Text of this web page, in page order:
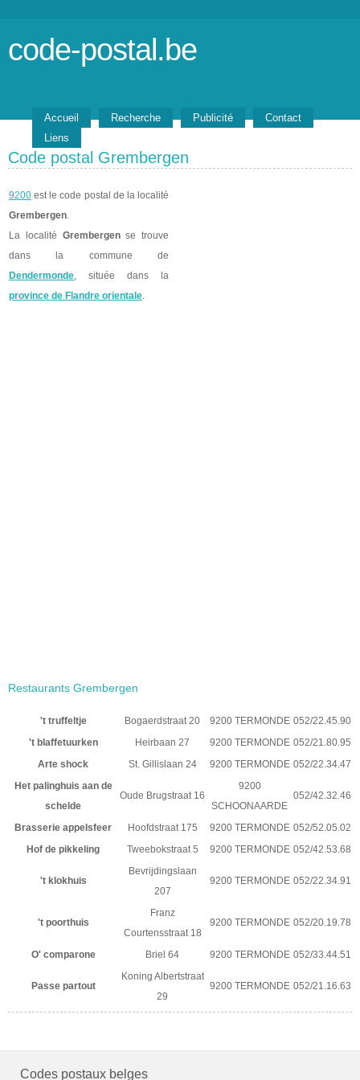
code-postal.be
Accueil Recherche Publicité
Contact
Liens
Code postal Grembergen
9200 est le code postal de la localité
Grembergen.
La localité Grembergense trouve
dans la commune de
Dendermonde, située dans la
province de Flandre orientale.
Restaurants Grembergen
't truffeltje Bogaerdstraat 20 9200 TERMONDE 052/22.45.90
't blaffetuurken
Heirbaan 27 9200 TERMONDE 052/21.80.95
Arte shock
St. Gillislaan 24 9200 TERMONDE 052/22.34.47
Het palinghuis aan de
schelde
Oude Brugstraat 16
9200
SCHOONAARDE
052/42.32.46
Brasserie appelsfeer Hoofdstraat 175 9200 TERMONDE 052/52.05.02
Hof de pikkeling
Tweebokstraat 5 9200 TERMONDE 052/42.53.68
't klokhuis
Bevrijdingslaan
207
9200 TERMONDE 052/22.34.91
't poorthuis
Franz
Courtensstraat 18
9200 TERMONDE 052/20.19.78
O' comparone Briel 64 9200 TERMONDE 052/33.44.51
Passe partout
Koning Albertstraat
29
9200 TERMONDE 052/21.16.63
Codes postaux belges